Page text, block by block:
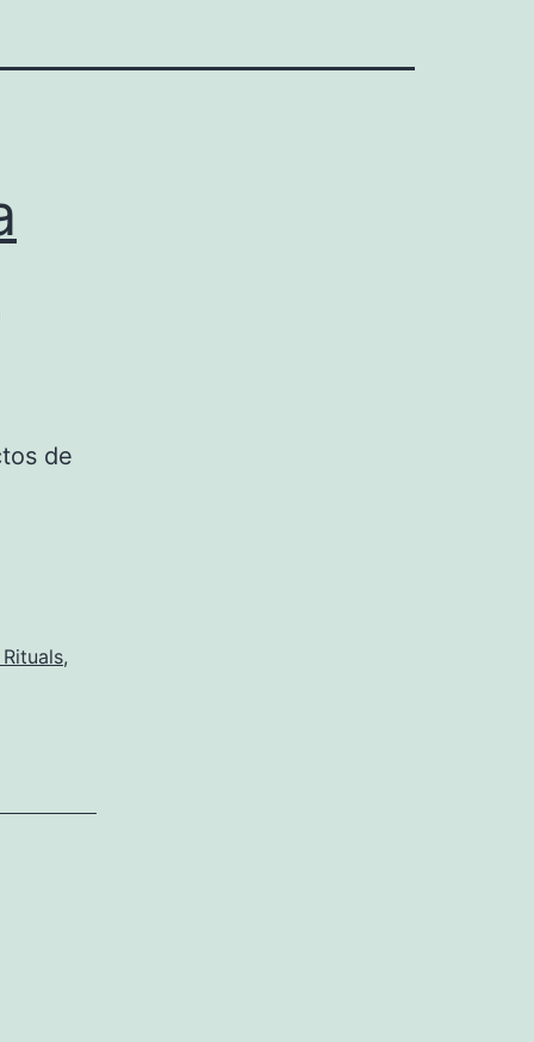
de
,